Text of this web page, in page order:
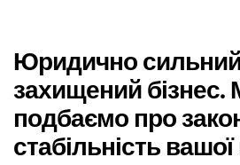
Юридично
захищений бізнес.
подбаємо про
стабільність вашої